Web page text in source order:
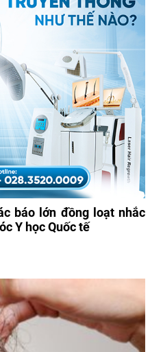
báo lớn đồng loạt nhắc
Y học Quốc tế